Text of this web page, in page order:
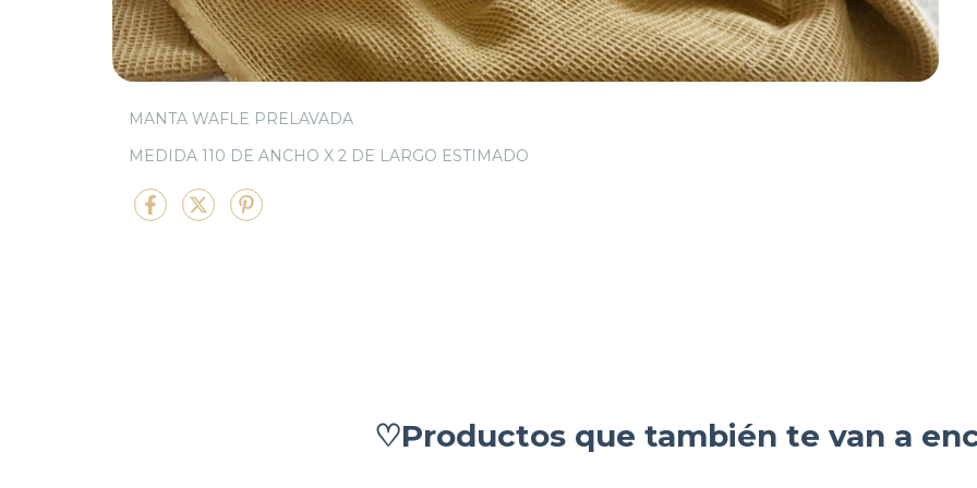
MANTA WAFLE PRELAVADA
MEDIDA 110 DE ANCHO X 2 DE LARGO ESTIMADO
♡Productos que también te van a